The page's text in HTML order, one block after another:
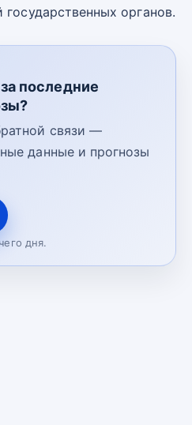
органов.
последние
связи —
данные и прогнозы
дня.